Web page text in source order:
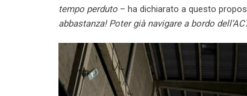
tempo perduto – ha dichiarato a questo
abbastanza! Poter già navigare a bordo